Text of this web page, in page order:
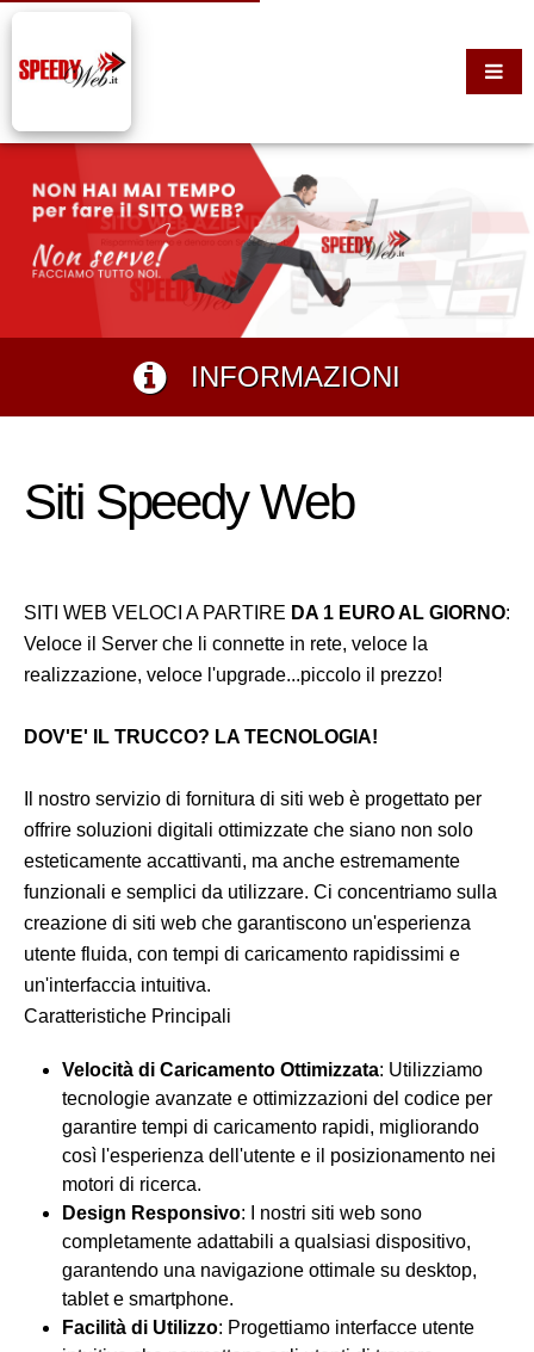
INFORMAZIONI
Siti Speedy Web
SITI WEB VELOCI A PARTIRE DA 1 EURO AL GIORNO:
Veloce il Server che li connette in rete, veloce la
realizzazione, veloce l'upgrade...piccolo il prezzo!
DOV'E' IL TRUCCO? LA TECNOLOGIA!
Il nostro servizio di fornitura di siti web è progettato per
offrire soluzioni digitali ottimizzate che siano non solo
esteticamente accattivanti, ma anche estremamente
funzionali e semplici da utilizzare. Ci concentriamo sulla
creazione di siti web che garantiscono un'esperienza
utente fluida, con tempi di caricamento rapidissimi e
un'interfaccia intuitiva.
Caratteristiche Principali
Velocità di Caricamento Ottimizzata: Utilizziamo
tecnologie avanzate e ottimizzazioni del codice per
garantire tempi di caricamento rapidi, migliorando
così l'esperienza dell'utente e il posizionamento nei
motori di ricerca.
Design Responsivo: I nostri siti web sono
completamente adattabili a qualsiasi dispositivo,
garantendo una navigazione ottimale su desktop,
tablet e smartphone.
Facilità di Utilizzo: Progettiamo interfacce utente